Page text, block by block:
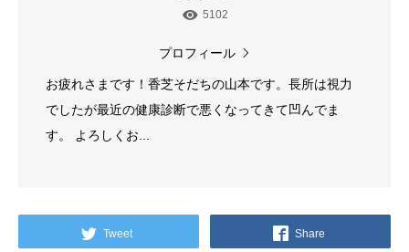
5102
プロフィール
お疲れさまです！香芝そだちの山本です。長所は視力
でしたが最近の健康診断で悪くなってきて凹んでま
す。 よろしくお...
Tweet Share